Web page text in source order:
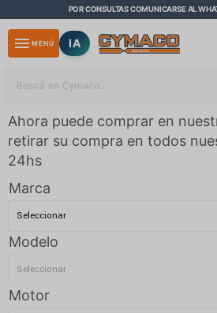
POR CONSULTAS COMUNICARSE AL
menu MENÚ IA
Ahora puede comprar en
retirar su compra en todos
24hs
Marca
Modelo
Motor
close